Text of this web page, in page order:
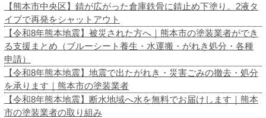
【熊本市中央区】錆が広がった倉庫鉄骨に錆止め下塗り。2液タ
イプで再発をシャットアウト
【令和8年熊本地震】被災された方へ｜熊本市の塗装業者ができ
る支援まとめ（ブルーシート養生・水運搬・がれき処分・各種
申請）
【令和8年熊本地震】地震で出たがれき・災害ごみの撤去・処分
を承ります｜熊本市の塗装業者
【令和8年熊本地震】断水地域へ水を無料でお届けします｜熊本
市の塗装業者の取り組み